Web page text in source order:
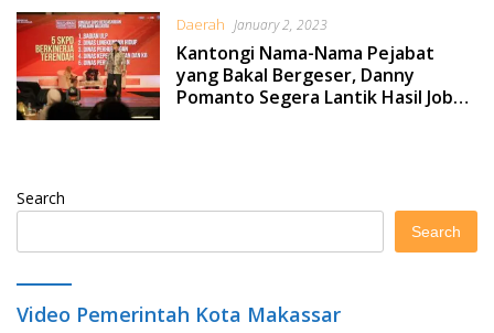
Daerah January 2, 2023
Kantongi Nama-Nama Pejabat
yang Bakal Bergeser, Danny
Pomanto Segera Lantik Hasil Job
Search
Search
Video Pemerintah Kota Makassar